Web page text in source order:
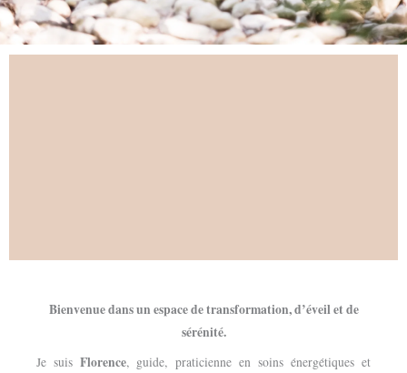
Bienvenue dans un espace de transformation, d’éveil et de
sérénité.
Je suisFlorence, guide, praticienne en soins énergétiques et